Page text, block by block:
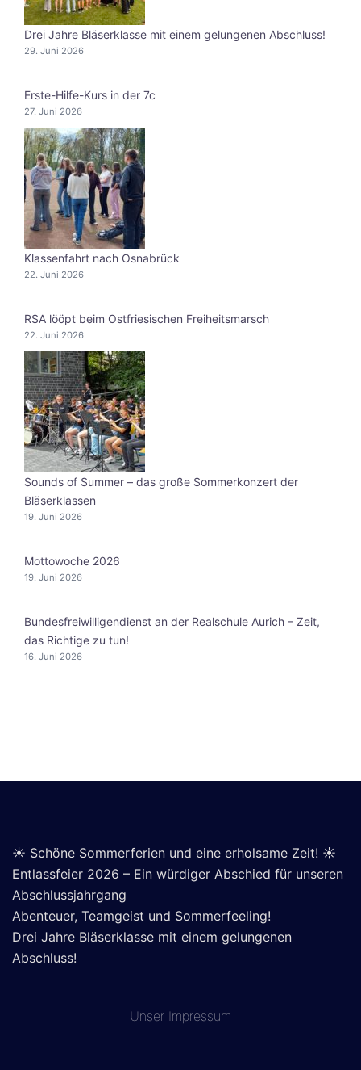
Drei Jahre Bläserklasse mit einem gelungenen Abschluss!
29. Juni 2026
Erste-Hilfe-Kurs in der 7c
27. Juni 2026
Klassenfahrt nach Osnabrück
22. Juni 2026
RSA lööpt beim Ostfriesischen Freiheitsmarsch
22. Juni 2026
Sounds of Summer – das große Sommerkonzert der
Bläserklassen
19. Juni 2026
Mottowoche 2026
19. Juni 2026
Bundesfreiwilligendienst an der Realschule Aurich – Zeit,
das Richtige zu tun!
16. Juni 2026
☀️ Schöne Sommerferien und eine erholsame Zeit! ☀️
Entlassfeier 2026 – Ein würdiger Abschied für unseren
Abschlussjahrgang
Abenteuer, Teamgeist und Sommerfeeling!
Drei Jahre Bläserklasse mit einem gelungenen
Abschluss!
Unser Impressum